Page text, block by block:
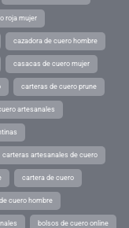
roja mujer
cazadora de cuero hombre
casacas de cuero mujer
carteras de cuero prune
artesanales
carteras artesanales de cuero
cartera de cuero
cuero hombre
bolsos de cuero online